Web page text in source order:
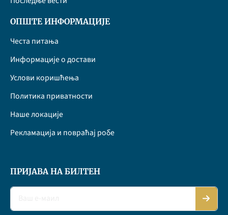
ОПШТЕ ИНФОРМАЦИЈЕ
Честа питања
Информације о достави
Услови коришћења
Политика приватности
Наше локације
Рекламација и повраћај робе
ПРИЈАВА НА БИЛТЕН